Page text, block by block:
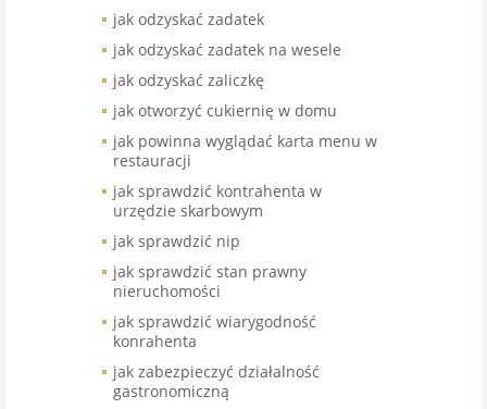
jak odzyskać zadatek
jak odzyskać zadatek na wesele
jak odzyskać zaliczkę
jak otworzyć cukiernię w domu
jak powinna wyglądać karta menu w
restauracji
jak sprawdzić kontrahenta w
urzędzie skarbowym
jak sprawdzić nip
jak sprawdzić stan prawny
nieruchomości
jak sprawdzić wiarygodność
konrahenta
jak zabezpieczyć działalność
gastronomiczną